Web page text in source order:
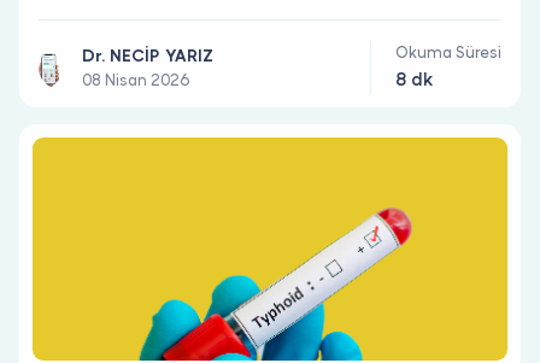
Dr. NECİP YARIZ
08 Nisan 2026
Okuma Süresi
8 dk